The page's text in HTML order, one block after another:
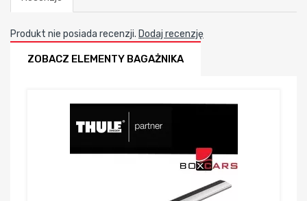
Produkt nie posiada recenzji. Dodaj recenzję
ZOBACZ ELEMENTY BAGAŻNIKA